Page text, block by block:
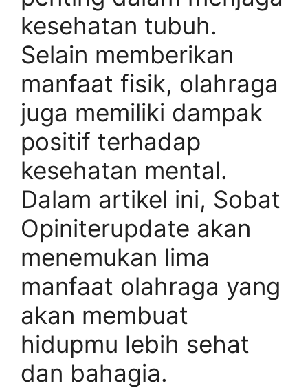
kesehatan tubuh.
Selain memberikan
manfaat fisik, olahraga
juga memiliki dampak
positif terhadap
kesehatan mental.
Dalam artikel ini, Sobat
Opiniterupdate akan
menemukan lima
manfaat olahraga yang
akan membuat
hidupmu lebih sehat
dan bahagia.